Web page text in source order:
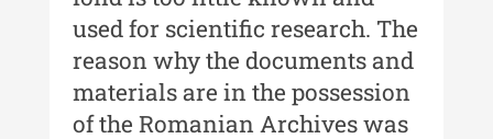
Conservare-Restaurare a
Patrimoniului
Buletinul Centrului de Cercetare
și Conservare-Restaurare a
Patrimoniului - 2021
used for scientific research. The
reason why the documents and
materials are in the possession
of the Romanian Archives was